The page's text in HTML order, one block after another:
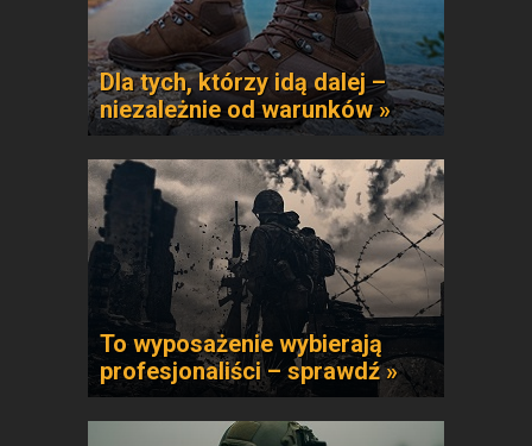
Dla tych, którzy idą dalej –
niezależnie od warunków »
To wyposażenie wybierają
profesjonaliści – sprawdź »